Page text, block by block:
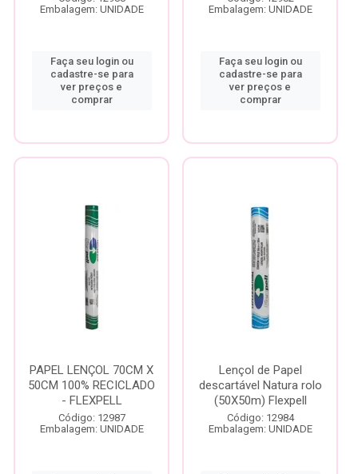
Embalagem: UNIDADE
Faça seu login ou
cadastre-se para
ver preços e
comprar
Embalagem: UNIDADE
Faça seu login ou
cadastre-se para
ver preços e
comprar
PAPEL LENÇOL 70CM X
50CM 100% RECICLADO
- FLEXPELL
Código: 12987
Embalagem: UNIDADE
Lençol de Papel
descartável Natura rolo
(50X50m) Flexpell
Código: 12984
Embalagem: UNIDADE